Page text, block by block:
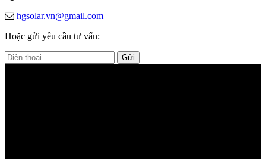
hgsolar.vn@gmail.com
Hoặc gửi yêu cầu tư vấn:
Gửi